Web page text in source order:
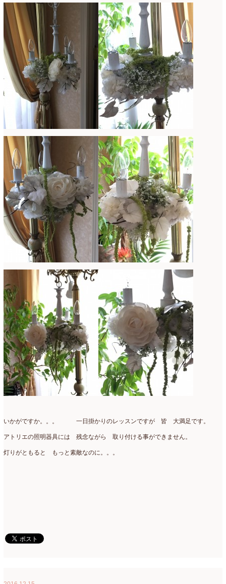
いかがですか。。。 一日掛かりのレッスンですが 皆 大満足です。
アトリエの照明器具には 残念ながら 取り付ける事ができません。
灯りがともると もっと素敵なのに。。。